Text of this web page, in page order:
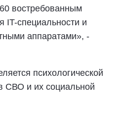
востребованным
IT-специальности и
аппаратами», -
психологической
СВО и их социальной